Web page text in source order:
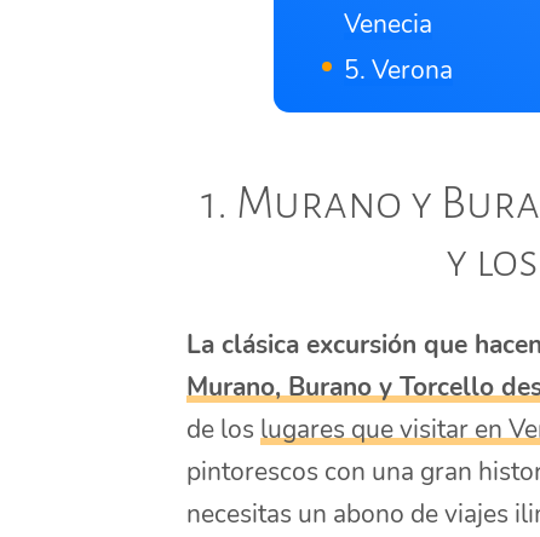
Venecia
5. Verona
1. Murano y
y
La clásica excursión que
Murano, Burano y Torcello
de loslugares que visitar en
pintorescos con una gran
necesitas un abono de viajes